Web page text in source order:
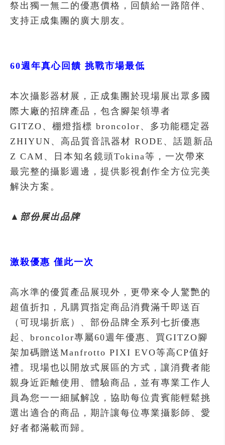
祭出獨一無二的優惠價格，回饋給一路陪伴、
支持正成集團的廣大朋友。
60週年真心回饋 挑戰市場最低
本次攝影器材展，正成集團於現場展出眾多國
際大廠的招牌產品，包含腳架領導者
GITZO、棚燈指標 broncolor、多功能穩定器
ZHIYUN、高品質音訊器材 RODE、話題新品
Z CAM、日本知名鏡頭Tokina等，一次帶來
最完整的攝影週邊，提供影視創作全方位完美
解決方案。
▲部份展出品牌
激殺優惠 僅此一次
高水準的優質產品展現外，更帶來令人驚艷的
超值折扣，凡購買指定商品消費滿千即送百
（可現場折底）、部份品牌全系列七折優惠
起、broncolor專屬60週年優惠、買GITZO腳
架加碼贈送Manfrotto PIXI EVO等高CP值好
禮。現場也以開放式展區的方式，讓消費者能
親身近距離使用、體驗商品，並有專業工作人
員為您一一細膩解說，協助每位貴賓能輕鬆挑
選出適合的商品，期許讓每位專業攝影師、愛
好者都滿載而歸。